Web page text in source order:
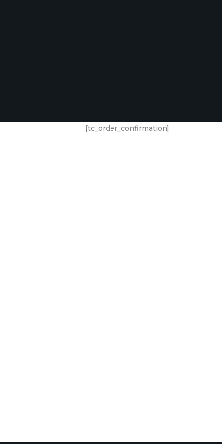
[tc_order_confirmation]